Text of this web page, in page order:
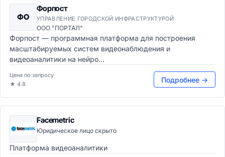
ФО
Форпост
УПРАВЛЕНИЕ ГОРОДСКОЙ ИНФРАСТРУКТУРОЙ
ООО "ПОРТАЛ"
Форпост — программная платформа для построения
масштабируемых систем видеонаблюдения и
видеоаналитики на нейро...
Цена по запросу
★ 4.8
Подробнее →
Facemetric
Юридическое лицо скрыто
Платформа видеоаналитики